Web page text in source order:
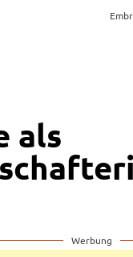
als
Werbung